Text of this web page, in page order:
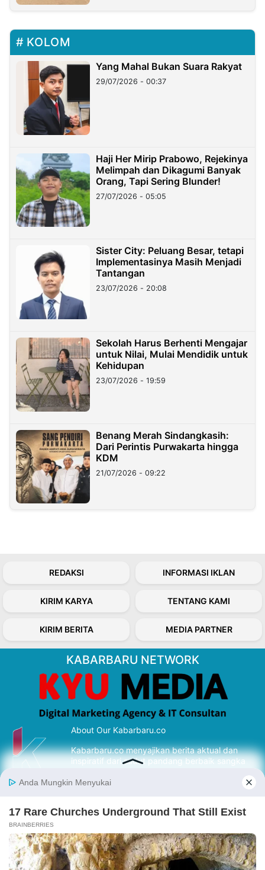
KOLOM
Yang Mahal Bukan Suara Rakyat
29/07/2026 - 00:37
Haji Her Mirip Prabowo, Rejekinya
Melimpah dan Dikagumi Banyak
Orang, Tapi Sering Blunder!
27/07/2026 - 05:05
Sister City: Peluang Besar, tetapi
Implementasinya Masih Menjadi
Tantangan
23/07/2026 - 20:08
Sekolah Harus Berhenti Mengajar
untuk Nilai, Mulai Mendidik untuk
Kehidupan
23/07/2026 - 19:59
Benang Merah Sindangkasih:
Dari Perintis Purwakarta hingga
KDM
21/07/2026 - 09:22
REDAKSI INFORMASI IKLAN
KIRIM KARYA TENTANG KAMI
KIRIM BERITA MEDIA PARTNER
KABARBARU NETWORK
About Our Kabarbaru.co
Kabarbaru.co menyajikan berita aktual dan
inspiratif dari sudut pandang berbaik sangka